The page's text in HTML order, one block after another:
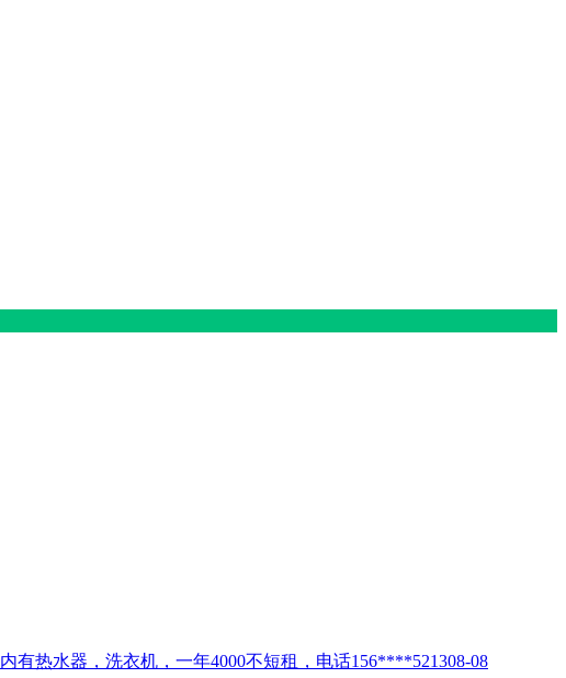
有热水器，洗衣机，一年4000不短租，电话156****521308-08